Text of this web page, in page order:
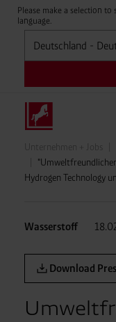
Please make a selection
language.
Auswählen
Unternehmen + Jobs
Hydrogen Technology
Wasserstoff
Download